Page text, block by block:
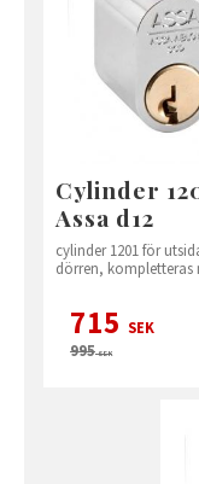
Cylinder
Assa d12
cylinder 1201 för
dörren, kompletteras
715 SEK
995SEK